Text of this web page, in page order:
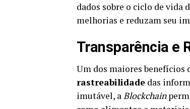
dados sobre o ciclo de
melhorias e reduzam seu
Transparência e
Um dos maiores benefícios
rastreabilidade das
imutável, aBlockchain